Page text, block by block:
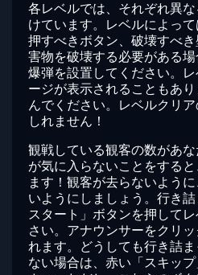
各レベルでは、それぞれ異
けています。レベルによって
押すべきボタン、破壊すべ
害物を破壊する必要がある
爆弾を設置してください。
ージが表示されることもあ
んでください。レベルクリ
しれません！
観戦している観客の数があ
が気に入らないことをする
ます！観客が去らないよう
いようにしましょう。行き
スタート」ボタンを押して
さい。アナウンサーをクリ
れます。どうしても行き詰
ない場合は、赤い「スキッ